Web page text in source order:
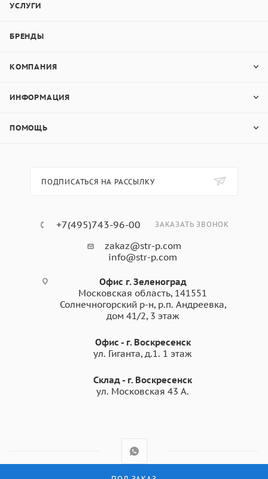
УСЛУГИ
БРЕНДЫ
КОМПАНИЯ
ИНФОРМАЦИЯ
ПОМОЩЬ
ПОДПИСАТЬСЯ НА РАССЫЛКУ
+7(495)743-96-00 ЗАКАЗАТЬ ЗВОНОК
zakaz@str-p.com
info@str-p.com
Офис г. Зеленоград
Московская область, 141551
Солнечногорский р-н, р.п. Андреевка,
дом 41/2, 3 этаж
Офис - г. Воскресенск
ул. Гиганта, д.1. 1 этаж
Склад - г. Воскресенск
ул. Московская 43 А.